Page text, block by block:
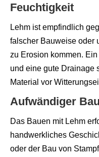
Feuchtigkeit
Lehm ist empfindlich
falscher Bauweise oder
zu Erosion kommen.
und eine gute Drainage
Material vor
Aufwändiger
Das Bauen mit Lehm
handwerkliches
oder der Bau von